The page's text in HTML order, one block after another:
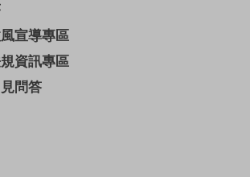
宣導專區
資訊專區
問答